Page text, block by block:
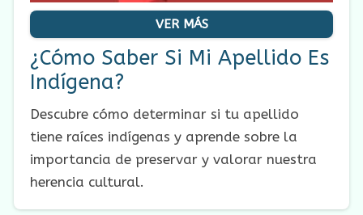
VER MÁS
¿Cómo Saber Si Mi Apellido Es
Indígena?
Descubre cómo determinar si tu apellido
tiene raíces indígenas y aprende sobre la
importancia de preservar y valorar nuestra
herencia cultural.